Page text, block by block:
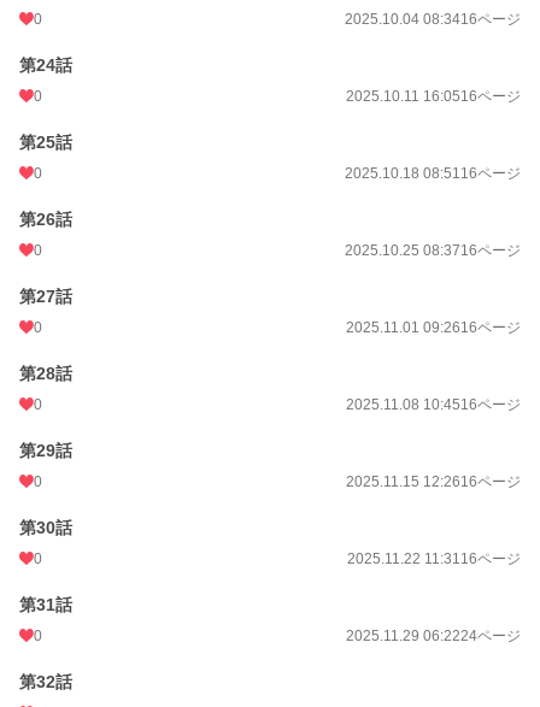
0 2025.10.04 08:3416ページ
第24話
0 2025.10.11 16:0516ページ
第25話
0 2025.10.18 08:5116ページ
第26話
0 2025.10.25 08:3716ページ
第27話
0 2025.11.01 09:2616ページ
第28話
0 2025.11.08 10:4516ページ
第29話
0 2025.11.15 12:2616ページ
第30話
0 2025.11.22 11:3116ページ
第31話
0 2025.11.29 06:2224ページ
第32話